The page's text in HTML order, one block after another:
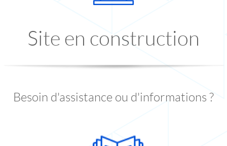
Site en construction
Besoin d'assistance ou d'informations ?